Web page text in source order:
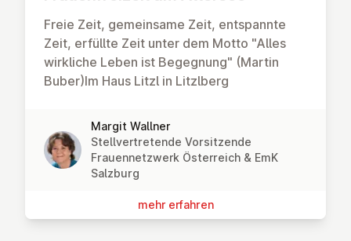
Freie Zeit, gemeinsame Zeit, entspannte
Zeit, erfüllte Zeit unter dem Motto "Alles
wirkliche Leben ist Begegnung" (Martin
Buber)Im Haus Litzl in Litzlberg
Margit Wallner
Stellvertretende Vorsitzende
Frauennetzwerk Österreich & EmK
Salzburg
mehr erfahren